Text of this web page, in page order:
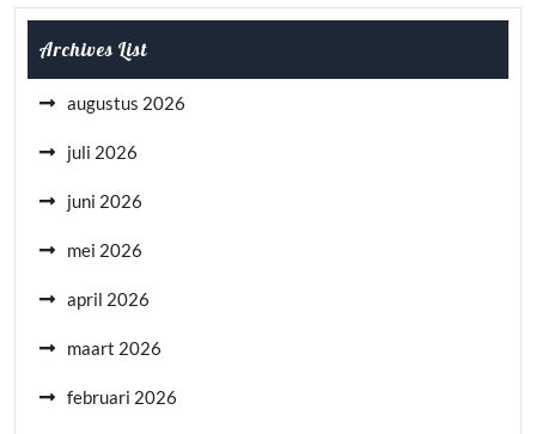
Archives List
augustus 2026
juli 2026
juni 2026
mei 2026
april 2026
maart 2026
februari 2026